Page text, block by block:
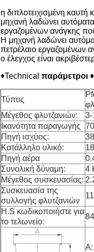
η διπλοτειχισμένη
μηχανή λαδώνει
εργαζομένων ανάγκης
Η μηχανή λαδώνει
πετρέλαιο εργαζομένων
ο έλεγχος είναι
♦Technical παράμετροι ♦
Τύπος
Μέγεθος φλυτζανιών:
3-
Ικανότητα παραγωγής
Πηγή ισχύος:
Κατάλληλο υλικό:
Πηγή αέρα
Συνολική δύναμη:
4
Μέγεθος συσκευασίας:
Συσκευασία της
συλλογής φλυτζανιών
H.S κωδικοποιήστε για
το τελωνείο:
Α: